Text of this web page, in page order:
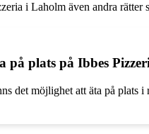
i Laholm även andra rätter
på plats på Ibbes
det möjlighet att äta på plats